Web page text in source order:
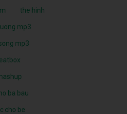
the hinh
mp3
mp3
ba bau
cho be